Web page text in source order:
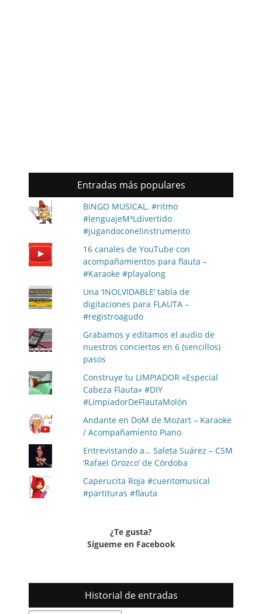
Entradas más populares
BINGO MUSICAL. #ritmo
#lenguajeMªLdivertido
#jugandoconelinstrumento
16 canales de YouTube con
acompañamientos para flauta –
#Karaoke #playalong
Una ‘INOLVIDABLE’ tabla de
digitaciones para FLAUTA –
#registroagudo
Grabamos y editamos el audio de
nuestros conciertos en 6 (sencillos)
pasos
Construye tu LIMPIADOR «Especial
Cabeza Flauta» #DIY
#LimpiadorDeFlautaMolón
Andante en DoM de Mozart – Karaoke
/ Acompañamiento Piano
Entrevistando a… Saleta Suárez – CSM
‘Rafael Orozco’ de Córdoba
Caperucita Roja #cuentomusical
#partituras #flauta
¿Te gusta?
Sígueme en Facebook
Historial de entradas